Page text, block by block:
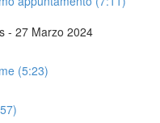
- 27 Marzo 2024
(5:23)